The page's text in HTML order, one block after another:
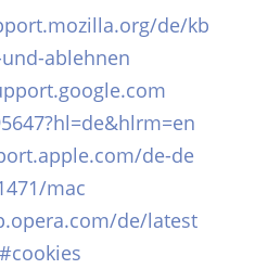
/de/kb
ablehnen
?hl=de&hlrm=en
/de-de
/mac
/de/latest